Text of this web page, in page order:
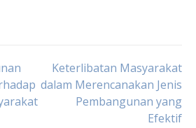
Keterlibatan Masyarakat
dalam Merencanakan Jenis
Pembangunan yang
Efektif